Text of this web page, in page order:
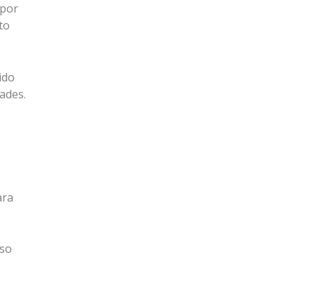
por